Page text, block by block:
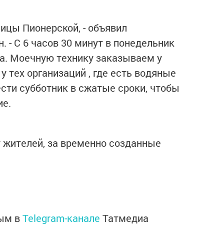
Пионерской, - объявил
­­- С 6 часов 30 минут в понедельник
Моечную технику заказываем у
организаций , где есть водяные
субботник в сжатые сроки, чтобы
жителей, за временно созданные
вTelegram-канале Татмедиа